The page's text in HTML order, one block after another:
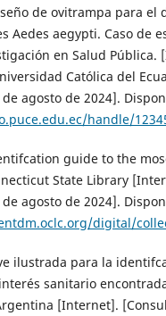
de ovitrampa para el
Aedes aegypti. Caso de
en Salud Pública.
Católica del
agosto de 2024].
handle/
guide to the
State Library
agosto de 2024].
digital/
ilustrada para la
sanitario
[Internet].